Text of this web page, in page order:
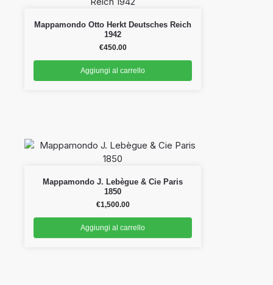
Mappamondo Otto Herkt Deutsches Reich
1942
€450.00
Aggiungi al carrello
Mappamondo J. Lebègue & Cie Paris
1850
€1,500.00
Aggiungi al carrello